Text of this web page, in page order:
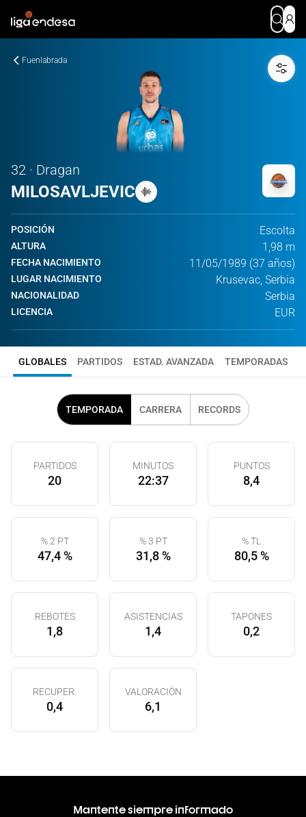
Fuenlabrada
32 · Dragan
MILOSAVLJEVIC
POSICIÓN Escolta
ALTURA 1,98 m
FECHA NACIMIENTO 11/05/1989 (37 años)
LUGAR NACIMIENTO Krusevac, Serbia
NACIONALIDAD Serbia
LICENCIA EUR
GLOBALES PARTIDOS ESTAD. AVANZADA TEMPORADAS
TEMPORADA CARRERA RECORDS
PARTIDOS
20
MINUTOS
22:37
PUNTOS
8,4
% 2 PT
47,4 %
% 3 PT
31,8 %
% TL
80,5 %
REBOTES
1,8
ASISTENCIAS
1,4
TAPONES
0,2
RECUPER.
0,4
VALORACIÓN
6,1
Mantente siempre informado